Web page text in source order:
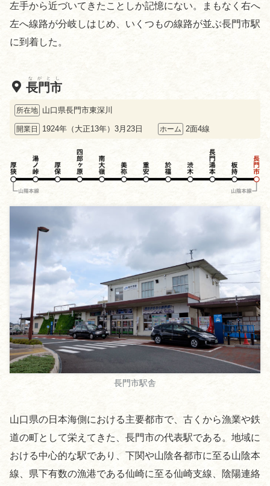
左手から近づいてきたことしか記憶にない。まもなく右へ
左へ線路が分岐しはじめ、いくつもの線路が並ぶ長門市駅
に到着した。
長門市
ながとし
所在地 山口県長門市東深川
開業日 1924年（大正13年）3月23日 ホーム 2面4線
長門市駅舎
山口県の日本海側における主要都市で、古くから漁業や鉄
道の町として栄えてきた、長門市の代表駅である。地域に
おける中心的な駅であり、下関や山陰各都市に至る山陰本
線、県下有数の漁港である仙崎に至る仙崎支線、陰陽連絡